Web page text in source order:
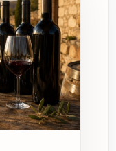
Nature
besonders